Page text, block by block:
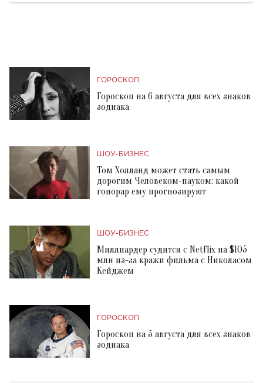
ГОРОСКОП
Гороскоп на 6 августа для всех знаков
зодиака
ШОУ-БИЗНЕС
Том Холланд может стать самым
дорогим Человеком-пауком: какой
гонорар ему прогнозируют
ШОУ-БИЗНЕС
Миллиардер судится с Netflix на $105
млн из-за кражи фильма с Николасом
Кейджем
ГОРОСКОП
Гороскоп на 5 августа для всех знаков
зодиака